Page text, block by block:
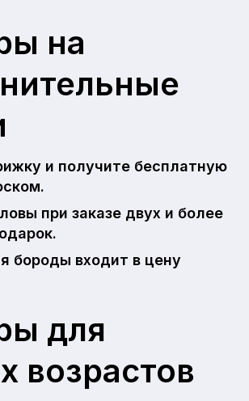
на
и получите бесплатную
при заказе двух и более
бороды входит в цену
для
возрастов